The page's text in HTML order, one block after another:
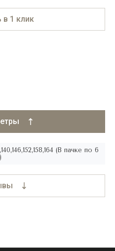
в 1 клик
(В пачке по 6